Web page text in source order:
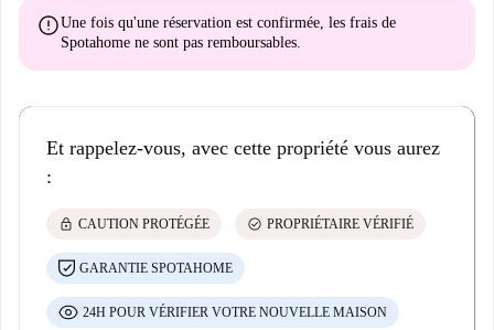
errorUne fois qu'une réservation est confirmée, les frais de
Spotahome ne sont pas remboursables.
Et rappelez-vous, avec cette propriété vous aurez
:
lock CAUTION PROTÉGÉE check_circle PROPRIÉTAIRE VÉRIFIÉ
GARANTIE SPOTAHOME
24H POUR VÉRIFIER VOTRE NOUVELLE MAISON